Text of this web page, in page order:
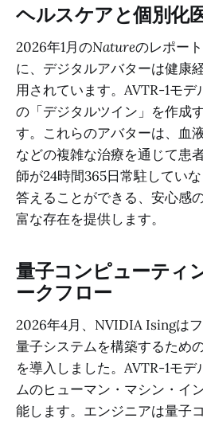
ヘルスケアと個別化
2026年1月のNatureのレポー
に、デジタルアバターは健康
用されています。AVTR-1モ
の「デジタルツイン」を作成
す。これらのアバターは、血
などの複雑な治療を通じて患
師が24時間365日常駐してい
答えることができる、安心感
富な存在を提供します。
量子コンピューティ
ークフロー
2026年4月、NVIDIA Isingは
量子システムを構築するため
を導入しました。AVTR-1モ
ムのヒューマン・マシン・イ
能します。エンジニアは量子